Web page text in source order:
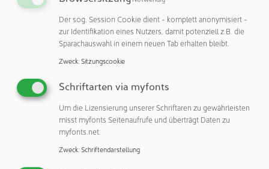
Auftragslabor in Süddeutschland zählt das Labor heute zu
den renommiertesten Dienstleistern für chemisch-
physikalische Untersuchungen von Arzneimitteln und
deren Rohstoffe in Europa und führt unter anderem die
Analytik zur Freigabe von Fertigarzneimitteln sowie
Stabilitätsprüfungen durch.
In den vergangenen Jahrzehnten konnten dabei
Erfahrungen mit über 400 verschiedenen Wirk- und
Hilfsstoffen, darunter auch Betäubungsmittel und
hochwirksame Substanzen wie z.B. Zytostatika, in den
Der sog. Session Cookie dient - komplett anonymisiert -
zur Identifikation eines Nutzers, damit potenziell z.B. die
Sparachauswahl in einem neuen Tab erhalten bleibt.
Zweck: Sitzungscookie
Schriftarten via myfonts
Um die Lizensierung unserer Schriftaren zu gewährleisten
misst myfonts Seitenaufrufe und überträgt Daten zu
myfonts.net.
Zweck: Schriftendarstellung